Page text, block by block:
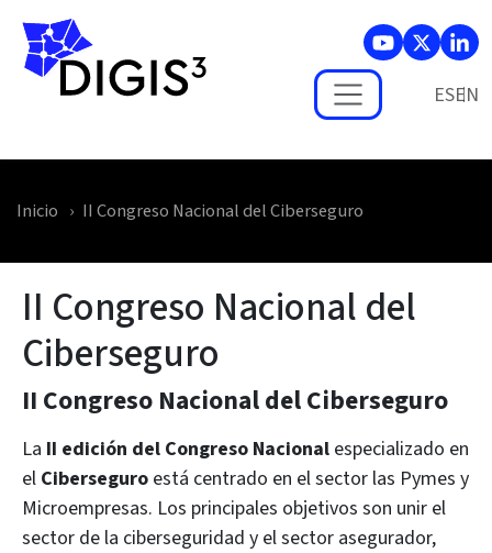
Skip to main content
ES
Inicio II Congreso Nacional del Ciberseguro
II Congreso Nacional del
Ciberseguro
II Congreso Nacional del Ciberseguro
La II edición del Congreso Nacional especializado en
el Ciberseguro está centrado en el sector las Pymes y
Microempresas. Los principales objetivos son unir el
sector de la ciberseguridad y el sector asegurador,